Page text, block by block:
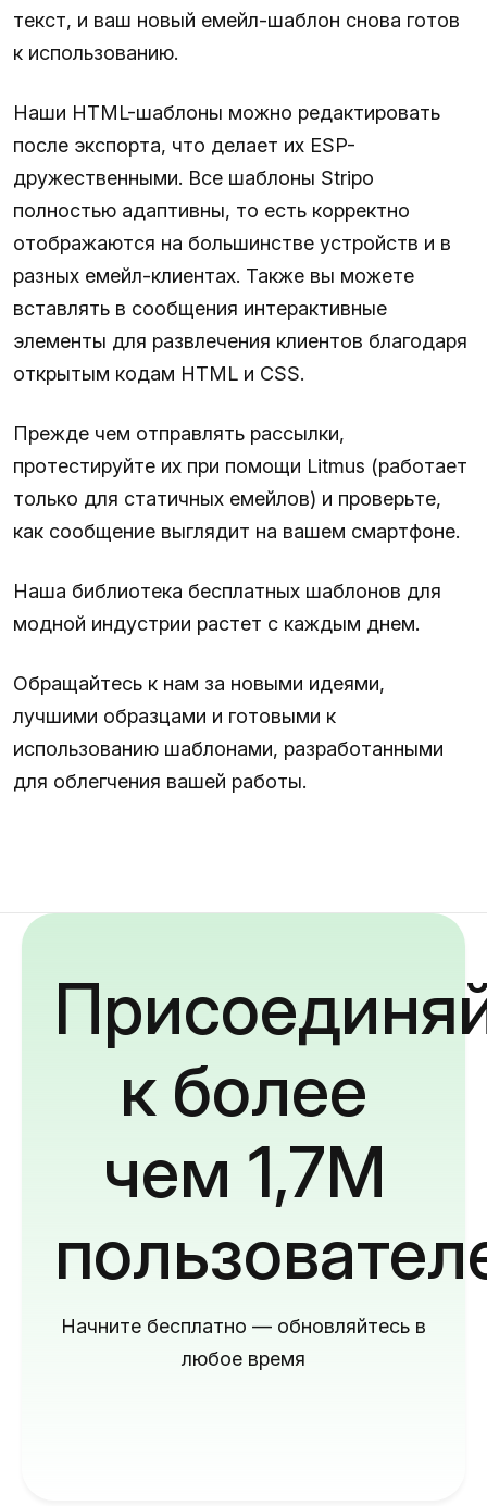
текст, и ваш новый емейл-шаблон снова готов
к использованию.
Наши HTML-шаблоны можно редактировать
после экспорта, что делает их ESP-
дружественными. Все шаблоны Stripo
полностью адаптивны, то есть корректно
отображаются на большинстве устройств и в
разных емейл-клиентах. Также вы можете
вставлять в сообщения интерактивные
элементы для развлечения клиентов благодаря
открытым кодам HTML и CSS.
Прежде чем отправлять рассылки,
протестируйте их при помощи Litmus (работает
только для статичных емейлов) и проверьте,
как сообщение выглядит на вашем смартфоне.
Наша библиотека бесплатных шаблонов для
модной индустрии растет с каждым днем.
Обращайтесь к нам за новыми идеями,
лучшими образцами и готовыми к
использованию шаблонами, разработанными
для облегчения вашей работы.
к более
чем 1,7M
Начните бесплатно — обновляйтесь в
любое время